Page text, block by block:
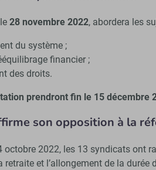
28 novembre 2022, abordera les
du système ;
financier ;
des droits.
prendront fin le 15 décembre
son opposition à la
octobre 2022, les 13 syndicats ont
retraite et l’allongement de la durée